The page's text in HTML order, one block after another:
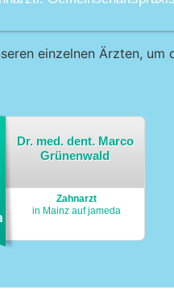
einzelnen Ärzten, um
Dr. med. dent. Marco
Grünenwald
Zahnarzt
in Mainz auf jameda